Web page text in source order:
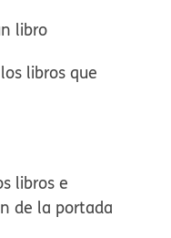
libro
libros que
libros e
de la portada